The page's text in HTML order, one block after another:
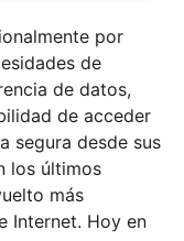
por
de
de datos,
de acceder
segura desde sus
los últimos
más
Internet. Hoy en